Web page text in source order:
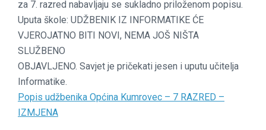
za 7. razred nabavljaju se sukladno priloženom popisu.
Uputa škole: UDŽBENIK IZ INFORMATIKE ĆE
VJEROJATNO BITI NOVI, NEMA JOŠ NIŠTA
SLUŽBENO
OBJAVLJENO. Savjet je pričekati jesen i uputu učitelja
Informatike.
Popis udžbenika Općina Kumrovec – 7 RAZRED –
IZMJENA